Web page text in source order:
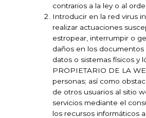
contrarios a la ley o al
Introducir en la red virus
realizar actuaciones
estropear, interrumpir o
daños en los documentos
datos o sistemas físicos y
PROPIETARIO DE LA
personas; así como
de otros usuarios al sitio
servicios mediante el
los recursos informáticos